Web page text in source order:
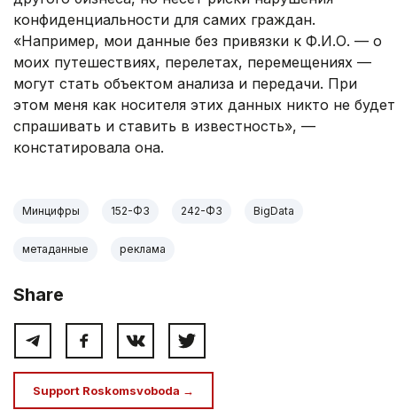
конфиденциальности для самих граждан.
«Например, мои данные без привязки к Ф.И.О. — о
моих путешествиях, перелетах, перемещениях —
могут стать объектом анализа и передачи. При
этом меня как носителя этих данных никто не будет
спрашивать и ставить в известность», —
констатировала она.
Минцифры 152-ФЗ 242-ФЗ BigData
метаданные реклама
Share
Support Roskomsvoboda →